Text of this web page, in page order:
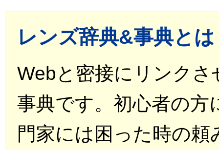
レンズ辞典&事典と
Webと密接にリンク
事典です。初心者の方
門家には困った時の